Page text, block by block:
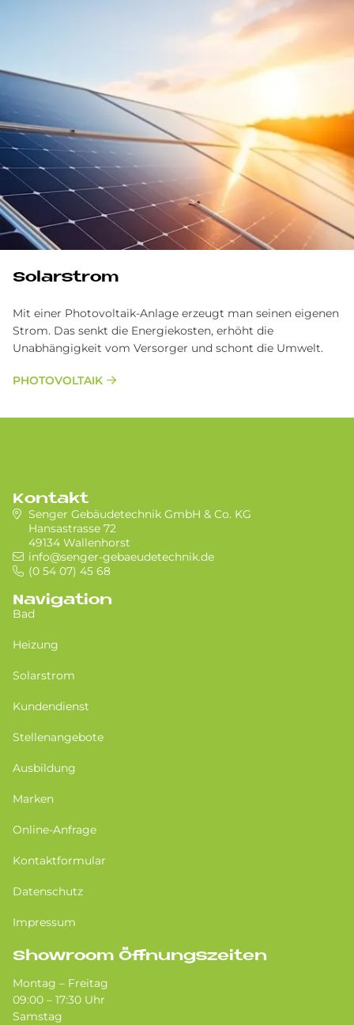
Solarstrom
Mit einer Photovoltaik-Anlage erzeugt man seinen eigenen
Strom. Das senkt die Energiekosten, erhöht die
Unabhängigkeit vom Versorger und schont die Umwelt.
PHOTOVOLTAIK
Kontakt
Senger Gebäudetechnik GmbH & Co. KG
Hansastrasse 72
49134 Wallenhorst
info@senger-gebaeudetechnik.de
(0 54 07) 45 68
Navigation
Bad
Heizung
Solarstrom
Kundendienst
Stellenangebote
Ausbildung
Marken
Online-Anfrage
Kontaktformular
Datenschutz
Impressum
Showroom Öffnungszeiten
Montag – Freitag
09:00 – 17:30 Uhr
Samstag